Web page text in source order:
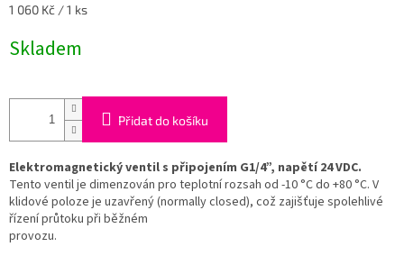
Měrná
1 060 Kč / 1 ks
Skladem
Přidat do košíku
Elektromagnetický ventil s připojením G1/4”, napětí 24 VDC.
Tento ventil je dimenzován pro teplotní rozsah od -10 °C do +80 °C. V
klidové poloze je uzavřený (normally closed), což zajišťuje spolehlivé
řízení průtoku při běžném
provozu.